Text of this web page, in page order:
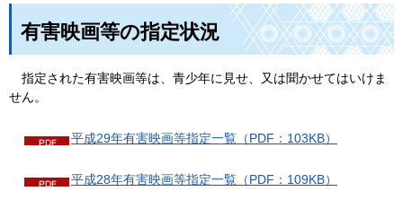
有害映画等の指定状況
指定された有害映画等は、青少年に見せ、又は聞かせてはいけま
せん。
平成29年有害映画等指定一覧（PDF：103KB）
平成28年有害映画等指定一覧（PDF：109KB）